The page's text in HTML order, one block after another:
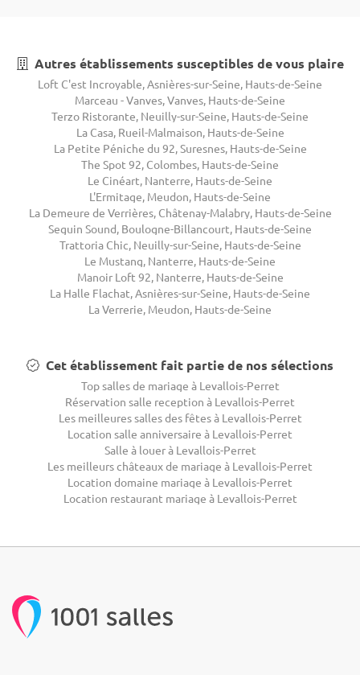
Autres établissements susceptibles de vous plaire
Loft C'est Incroyable, Asnières-sur-Seine, Hauts-de-Seine
Marceau - Vanves, Vanves, Hauts-de-Seine
Terzo Ristorante, Neuilly-sur-Seine, Hauts-de-Seine
La Casa, Rueil-Malmaison, Hauts-de-Seine
La Petite Péniche du 92, Suresnes, Hauts-de-Seine
The Spot 92, Colombes, Hauts-de-Seine
Le Cinéart, Nanterre, Hauts-de-Seine
L'Ermitage, Meudon, Hauts-de-Seine
La Demeure de Verrières, Châtenay-Malabry, Hauts-de-Seine
Seguin Sound, Boulogne-Billancourt, Hauts-de-Seine
Trattoria Chic, Neuilly-sur-Seine, Hauts-de-Seine
Le Mustang, Nanterre, Hauts-de-Seine
Manoir Loft 92, Nanterre, Hauts-de-Seine
La Halle Flachat, Asnières-sur-Seine, Hauts-de-Seine
La Verrerie, Meudon, Hauts-de-Seine
Cet établissement fait partie de nos sélections
Top salles de mariage à Levallois-Perret
Réservation salle reception à Levallois-Perret
Les meilleures salles des fêtes à Levallois-Perret
Location salle anniversaire à Levallois-Perret
Salle à louer à Levallois-Perret
Les meilleurs châteaux de mariage à Levallois-Perret
Location domaine mariage à Levallois-Perret
Location restaurant mariage à Levallois-Perret